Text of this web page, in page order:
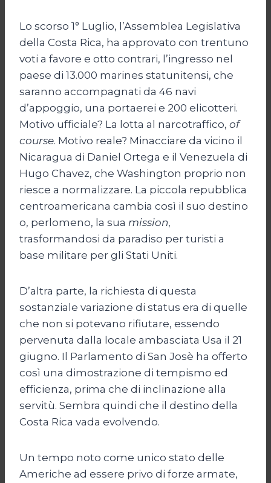
Lo scorso 1° Luglio, l’Assemblea Legislativa
della Costa Rica, ha approvato con trentuno
voti a favore e otto contrari, l’ingresso nel
paese di 13.000 marines statunitensi, che
saranno accompagnati da 46 navi
d’appoggio, una portaerei e 200 elicotteri.
Motivo ufficiale? La lotta al narcotraffico, of
course. Motivo reale? Minacciare da vicino il
Nicaragua di Daniel Ortega e il Venezuela di
Hugo Chavez, che Washington proprio non
riesce a normalizzare. La piccola repubblica
centroamericana cambia così il suo destino
o, perlomeno, la sua mission,
trasformandosi da paradiso per turisti a
base militare per gli Stati Uniti.
D’altra parte, la richiesta di questa
sostanziale variazione di status era di quelle
che non si potevano rifiutare, essendo
pervenuta dalla locale ambasciata Usa il 21
giugno. Il Parlamento di San Josè ha offerto
così una dimostrazione di tempismo ed
efficienza, prima che di inclinazione alla
servitù. Sembra quindi che il destino della
Costa Rica vada evolvendo.
Un tempo noto come unico stato delle
Americhe ad essere privo di forze armate,